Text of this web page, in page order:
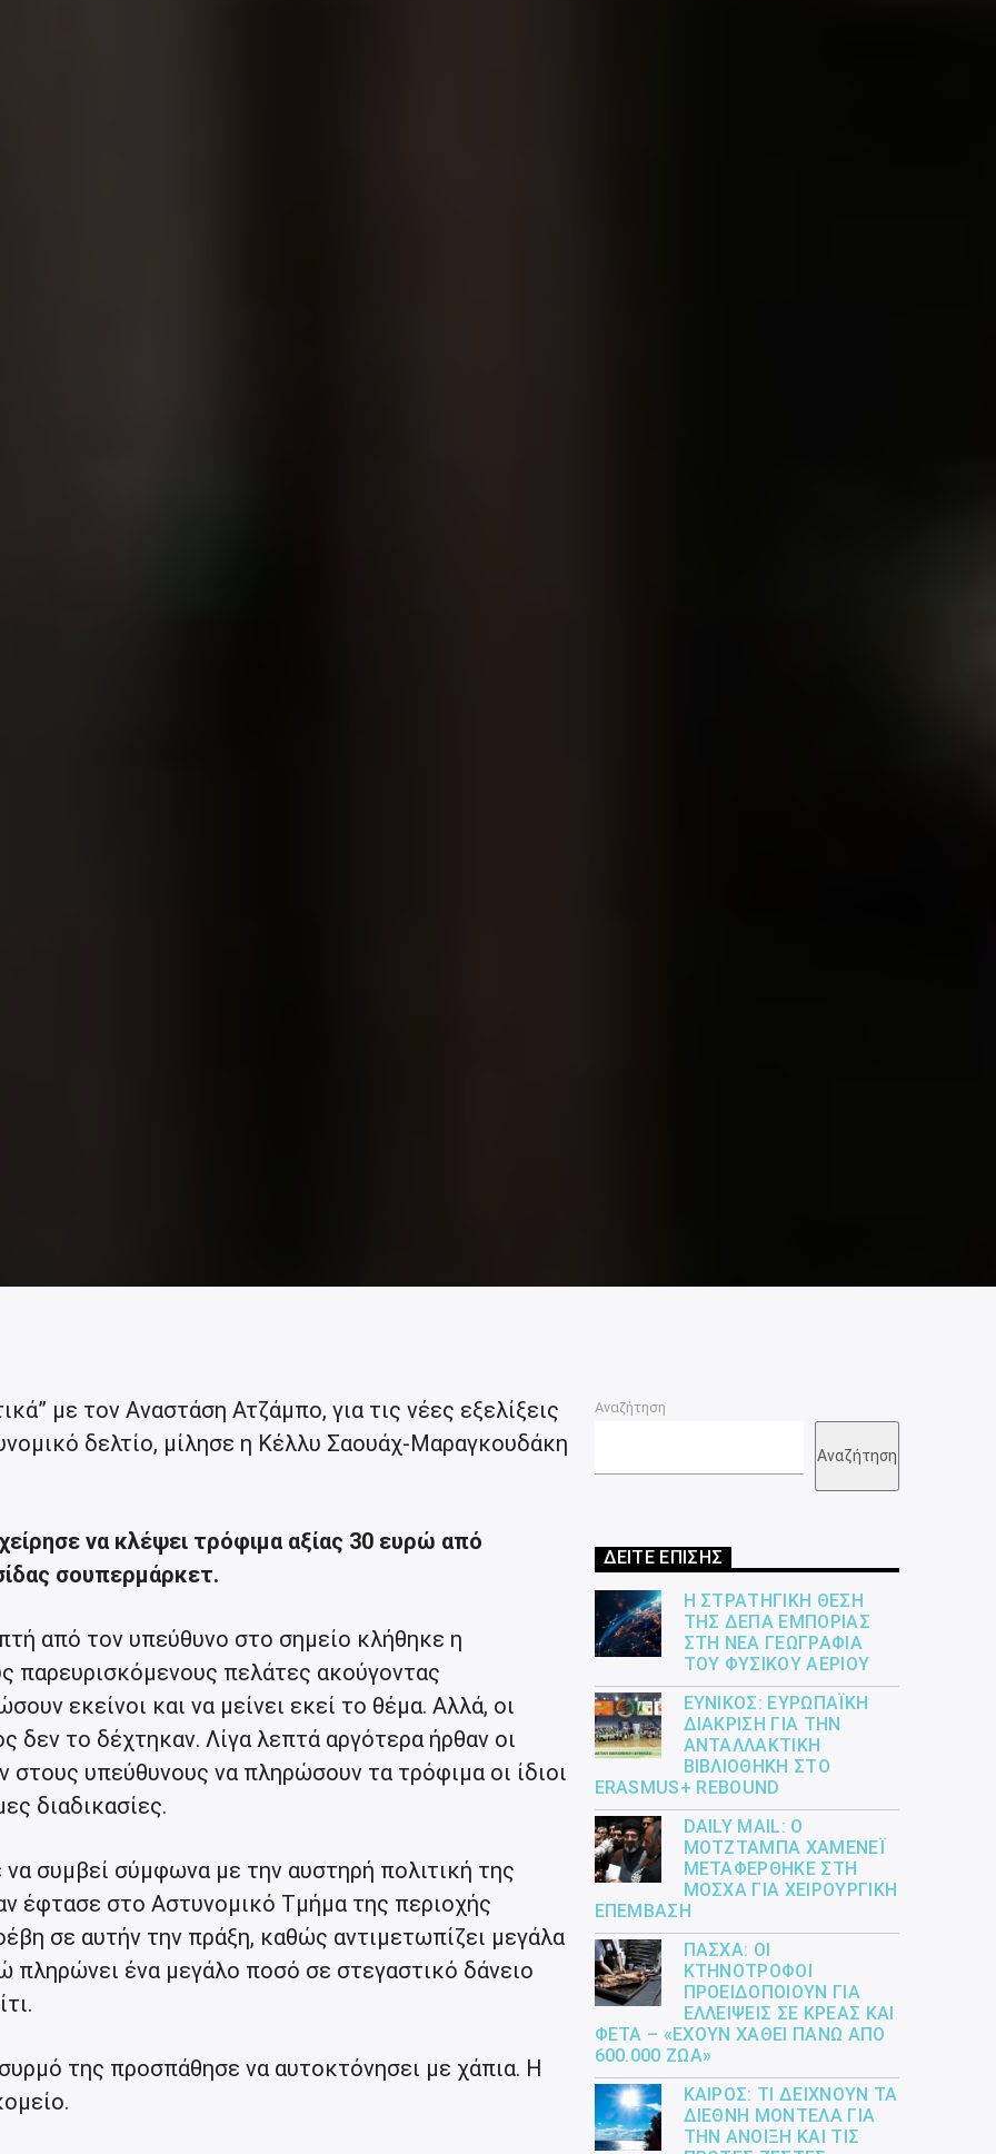
με τον Αναστάση Ατζάμπο, για τις νέες εξελίξεις
δελτίο, μίλησε η Κέλλυ Σαουάχ-Μαραγκουδάκη
να κλέψει τρόφιμα αξίας 30 ευρώ από
σουπερμάρκετ.
από τον υπεύθυνο στο σημείο κλήθηκε η
παρευρισκόμενους πελάτες ακούγοντας
εκείνοι και να μείνει εκεί το θέμα. Αλλά, οι
δεν το δέχτηκαν. Λίγα λεπτά αργότερα ήρθαν οι
στους υπεύθυνους να πληρώσουν τα τρόφιμα οι ίδιοι
διαδικασίες.
συμβεί σύμφωνα με την αυστηρή πολιτική της
έφτασε στο Αστυνομικό Τμήμα της περιοχής
σε αυτήν την πράξη, καθώς αντιμετωπίζει μεγάλα
πληρώνει ένα μεγάλο ποσό σε στεγαστικό δάνειο
της προσπάθησε να αυτοκτόνησει με χάπια. Η
Αναζήτηση
Αναζήτηση
ΔΕΙΤΕ ΕΠΙΣΗΣ
Η ΣΤΡΑΤΗΓΙΚΉ ΘΈΣΗ
ΤΗΣ ΔΕΠΑ ΕΜΠΟΡΊΑΣ
ΣΤΗ ΝΈΑ ΓΕΩΓΡΑΦΊΑ
ΤΟΥ ΦΥΣΙΚΟΎ ΑΕΡΊΟΥ
ΕΎΝΙΚΟΣ: ΕΥΡΩΠΑΪΚΉ
ΔΙΆΚΡΙΣΗ ΓΙΑ ΤΗΝ
ΑΝΤΑΛΛΑΚΤΙΚΉ
ΒΙΒΛΙΟΘΉΚΗ ΣΤΟ
ERASMUS+ REBOUND
DAILY MAIL: Ο
ΜΟΤΖΤΆΜΠΑ ΧΑΜΕΝΕΪ́
ΜΕΤΑΦΈΡΘΗΚΕ ΣΤΗ
ΜΌΣΧΑ ΓΙΑ ΧΕΙΡΟΥΡΓΙΚΉ
ΕΠΈΜΒΑΣΗ
ΠΆΣΧΑ: ΟΙ
ΚΤΗΝΟΤΡΌΦΟΙ
ΠΡΟΕΙΔΟΠΟΙΟΎΝ ΓΙΑ
ΕΛΛΕΊΨΕΙΣ ΣΕ ΚΡΈΑΣ ΚΑΙ
ΦΈΤΑ – «ΈΧΟΥΝ ΧΑΘΕΊ ΠΆΝΩ ΑΠΌ
600.000 ΖΏΑ»
ΚΑΙΡΌΣ: ΤΙ ΔΕΊΧΝΟΥΝ ΤΑ
ΔΙΕΘΝΉ ΜΟΝΤΈΛΑ ΓΙΑ
ΤΗΝ ΆΝΟΙΞΗ ΚΑΙ ΤΙΣ